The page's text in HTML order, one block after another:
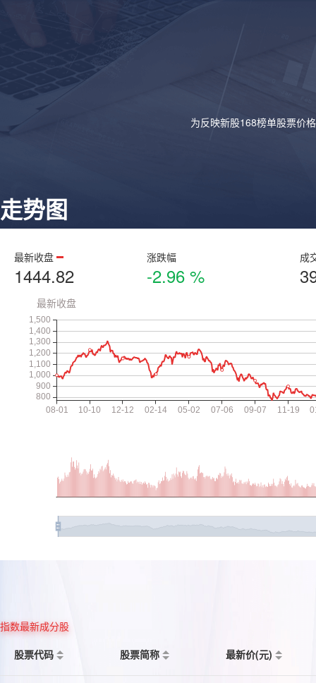
为反映新股168榜单股票价
走势图
最新收盘
1444.82
涨跌幅
-2.96 %
成
指数最新成分股
股票代码
股票简称 最新价(元)